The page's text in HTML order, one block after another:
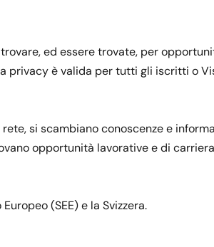
ed essere trovate, per
privacy è valida per tutti gli iscritti o
si scambiano conoscenze e
opportunità lavorative e di
(SEE) e la Svizzera.